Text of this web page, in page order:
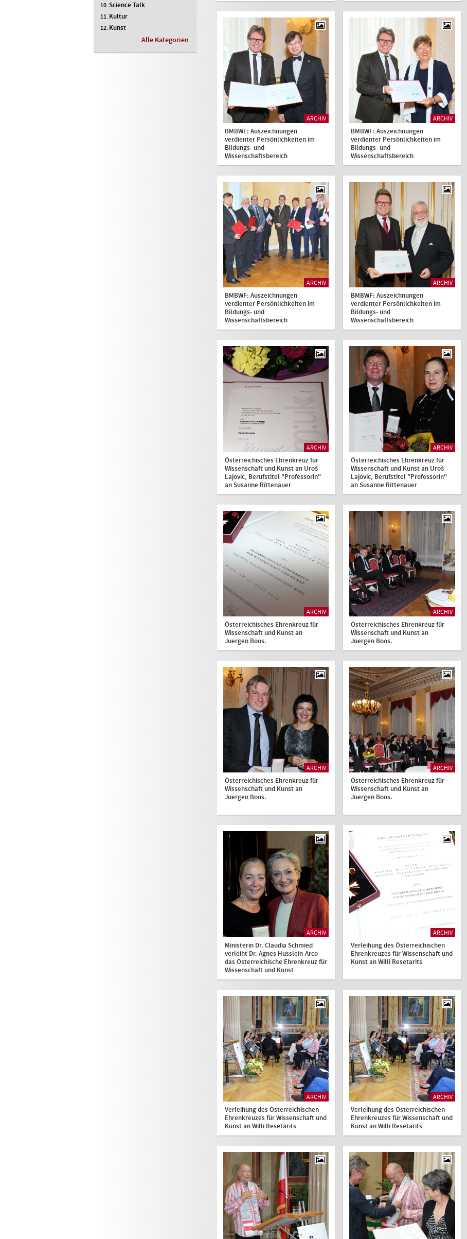
Science Talk
Kultur
Kunst
Alle Kategorien
ARCHIV
BMBWF: Auszeichnungen
verdienter Persönlichkeiten im
Bildungs- und
Wissenschaftsbereich
ARCHIV
BMBWF: Auszeichnungen
verdienter Persönlichkeiten im
Bildungs- und
Wissenschaftsbereich
ARCHIV
BMBWF: Auszeichnungen
verdienter Persönlichkeiten im
Bildungs- und
Wissenschaftsbereich
ARCHIV
BMBWF: Auszeichnungen
verdienter Persönlichkeiten im
Bildungs- und
Wissenschaftsbereich
ARCHIV
Österreichisches Ehrenkreuz für
Wissenschaft und Kunst an Uroš
Lajovic, Berufstitel "Professorin"
an Susanne Rittenauer
ARCHIV
Österreichisches Ehrenkreuz für
Wissenschaft und Kunst an Uroš
Lajovic, Berufstitel "Professorin"
an Susanne Rittenauer
ARCHIV
Österreichisches Ehrenkreuz für
Wissenschaft und Kunst an
Juergen Boos.
ARCHIV
Österreichisches Ehrenkreuz für
Wissenschaft und Kunst an
Juergen Boos.
ARCHIV
Österreichisches Ehrenkreuz für
Wissenschaft und Kunst an
Juergen Boos.
ARCHIV
Österreichisches Ehrenkreuz für
Wissenschaft und Kunst an
Juergen Boos.
ARCHIV
Ministerin Dr. Claudia Schmied
verleiht Dr. Agnes Husslein-Arco
das Österreichische Ehrenkreuz für
Wissenschaft und Kunst
ARCHIV
Verleihung des Österreichischen
Ehrenkreuzes für Wissenschaft und
Kunst an Willi Resetarits
ARCHIV
Verleihung des Österreichischen
Ehrenkreuzes für Wissenschaft und
Kunst an Willi Resetarits
ARCHIV
Verleihung des Österreichischen
Ehrenkreuzes für Wissenschaft und
Kunst an Willi Resetarits